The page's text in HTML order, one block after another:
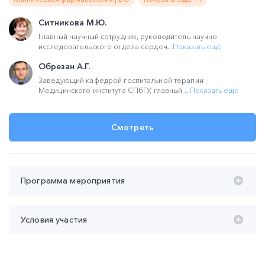
Ситникова М.Ю.
Главный научный сотрудник, руководитель научно-
исследовательского отдела сердеч...Показать ещё
Обрезан А.Г.
Заведующий кафедрой госпитальной терапии
Медицинского института СПбГУ, главный ...Показать ещё
Смотреть
Программа мероприятия
Условия участия